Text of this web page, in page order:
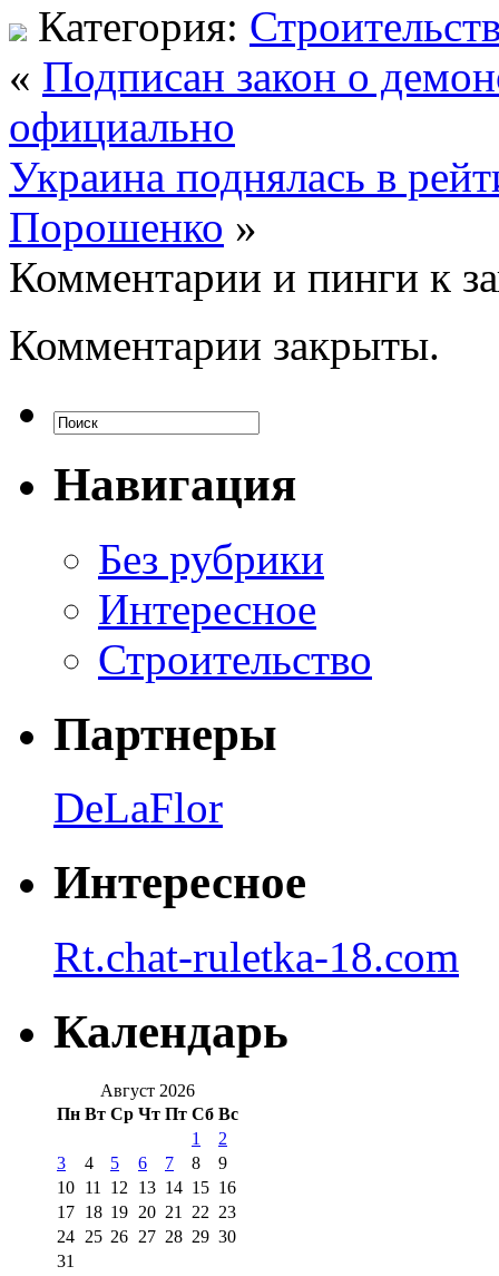
Категория:
« Подписан закон о
официально
Украина поднялась в
Порошенко »
Комментарии и пинги к
Комментарии закрыты.
Навигация
Без рубрики
Интересное
Строительство
Партнеры
DeLaFlor
Интересное
Rt.chat-ruletka-18.com
Календарь
Август 2026
Пн Вт Ср Чт Пт Сб Вс
1
2
3
4 5 6 7 8
9
10 11 12 13 14 15 16
17 18 19 20 21 22 23
24 25 26 27 28 29 30
31